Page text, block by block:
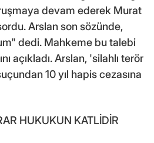
devam ederek Murat
Arslan son sözünde,
dedi. Mahkeme bu talebi
açıkladı. Arslan, 'silahlı terör
10 yıl hapis cezasına
HUKUKUN KATLİDİR